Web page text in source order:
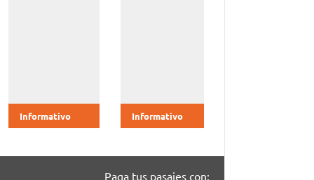
Informativo Informativo
Paga tus pasajes con: